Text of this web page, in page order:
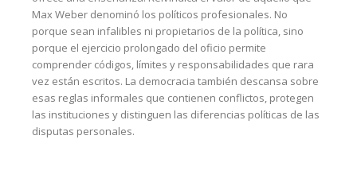
Max Weber denominó los políticos profesionales. No
porque sean infalibles ni propietarios de la política, sino
porque el ejercicio prolongado del oficio permite
comprender códigos, límites y responsabilidades que rara
vez están escritos. La democracia también descansa sobre
esas reglas informales que contienen conflictos, protegen
las instituciones y distinguen las diferencias políticas de las
disputas personales.